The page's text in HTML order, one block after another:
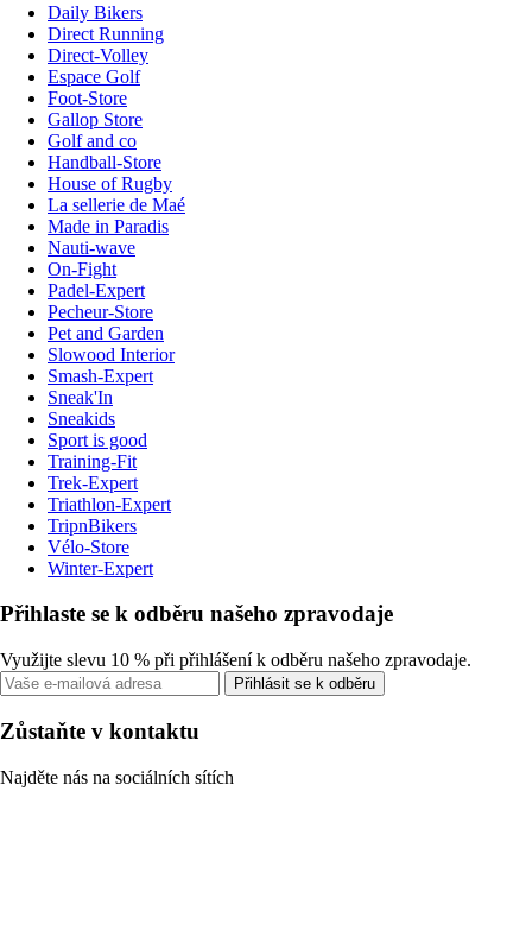
Daily Bikers
Direct Running
Direct-Volley
Espace Golf
Foot-Store
Gallop Store
Golf and co
Handball-Store
House of Rugby
La sellerie de Maé
Made in Paradis
Nauti-wave
On-Fight
Padel-Expert
Pecheur-Store
Pet and Garden
Slowood Interior
Smash-Expert
Sneak'In
Sneakids
Sport is good
Training-Fit
Trek-Expert
Triathlon-Expert
TripnBikers
Vélo-Store
Winter-Expert
Přihlaste se k odběru našeho zpravodaje
Využijte slevu 10 % při přihlášení k odběru našeho zpravodaje.
Přihlásit se k odběru
Zůstaňte v kontaktu
Najděte nás na sociálních sítích